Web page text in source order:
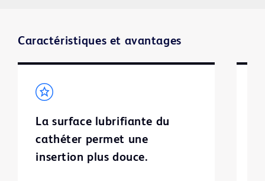
Caractéristiques et avantages
La surface lubrifiante du
cathéter permet une
insertion plus douce.